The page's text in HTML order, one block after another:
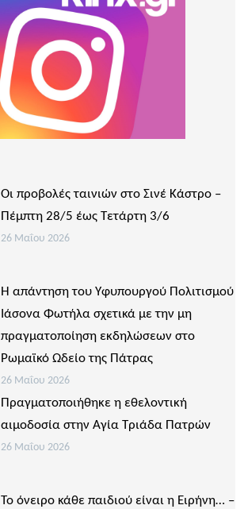
Οι προβολές ταινιών στο Σινέ Κάστρο –
Πέμπτη 28/5 έως Τετάρτη 3/6
26 Μαΐου 2026
Η απάντηση του Υφυπουργού Πολιτισμού
Ιάσονα Φωτήλα σχετικά με την μη
πραγματοποίηση εκδηλώσεων στο
Ρωμαϊκό Ωδείο της Πάτρας
26 Μαΐου 2026
Πραγματοποιήθηκε η εθελοντική
αιμοδοσία στην Αγία Τριάδα Πατρών
26 Μαΐου 2026
Το όνειρο κάθε παιδιού είναι η Ειρήνη… –